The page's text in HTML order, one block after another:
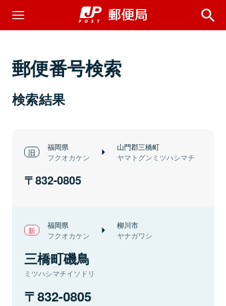
郵便番号検索
検索結果
福岡県
フクオカケン
山門郡三橋町
ヤマトグンミツハシマチ
832-0805
福岡県
フクオカケン
柳川市
ヤナガワシ
三橋町磯鳥
ミツハシマチイソドリ
832-0805